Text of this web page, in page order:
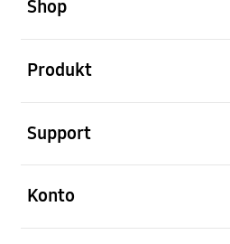
Shop
Produkt
Support
Konto